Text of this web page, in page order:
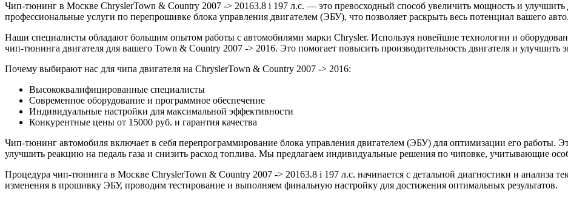
Чип-тюнинг в Москве ChryslerTown & Country 2007 -> 20163.8 i 197 л.с. — это превосходный способ увеличить мощность и
профессиональные услуги по перепрошивке блока управления двигателем (ЭБУ), что позволяет раскрыть весь потенциал вашего авто.
Наши специалисты обладают большим опытом работы с автомобилями марки Chrysler. Используя новейшие технологии и
чип-тюнинга двигателя для вашего Town & Country 2007 -> 2016. Это помогает повысить производительность двигателя и улучшить
Почему выбирают нас для чипа двигателя на ChryslerTown & Country 2007 -> 2016:
Высококвалифицированные специалисты
Современное оборудование и программное обеспечение
Индивидуальные настройки для максимальной эффективности
Конкурентные цены от 15000 руб. и гарантия качества
Чип-тюнинг автомобиля включает в себя перепрограммирование блока управления двигателем (ЭБУ) для оптимизации его работы.
улучшить реакцию на педаль газа и снизить расход топлива. Мы предлагаем индивидуальные решения по чиповке, учитывающие
Процедура чип-тюнинга в Москве ChryslerTown & Country 2007 -> 20163.8 i 197 л.с. начинается с детальной диагностики и анализа
изменения в прошивку ЭБУ, проводим тестирование и выполняем финальную настройку для достижения оптимальных результатов.